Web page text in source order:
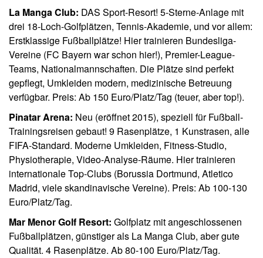
La Manga Club: DAS Sport-Resort! 5-Sterne-Anlage mit
drei 18-Loch-Golfplätzen, Tennis-Akademie, und vor allem:
Erstklassige Fußballplätze! Hier trainieren Bundesliga-
Vereine (FC Bayern war schon hier!), Premier-League-
Teams, Nationalmannschaften. Die Plätze sind perfekt
gepflegt, Umkleiden modern, medizinische Betreuung
verfügbar. Preis: Ab 150 Euro/Platz/Tag (teuer, aber top!).
Pinatar Arena: Neu (eröffnet 2015), speziell für Fußball-
Trainingsreisen gebaut! 9 Rasenplätze, 1 Kunstrasen, alle
FIFA-Standard. Moderne Umkleiden, Fitness-Studio,
Physiotherapie, Video-Analyse-Räume. Hier trainieren
internationale Top-Clubs (Borussia Dortmund, Atletico
Madrid, viele skandinavische Vereine). Preis: Ab 100-130
Euro/Platz/Tag.
Mar Menor Golf Resort: Golfplatz mit angeschlossenen
Fußballplätzen, günstiger als La Manga Club, aber gute
Qualität. 4 Rasenplätze. Ab 80-100 Euro/Platz/Tag.